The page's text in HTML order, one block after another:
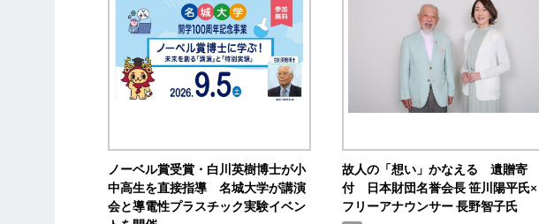
ノーベル賞受賞・白川英樹博士が小
中高生を直接指導 名城大学が講演
会と導電性プラスチック実験イベン
故人の「想い」かなえる 遺贈寄
付 日本財団名誉会長 笹川陽平氏×
フリーアナウンサー 長野智子氏